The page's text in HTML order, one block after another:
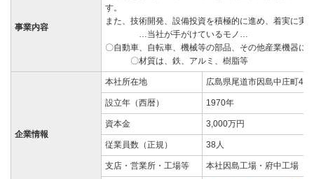
事業内容
す。
また、技術開発、設備投資を積極的に進
…当社が手がけているモノ…
〇自動車、自転車、機械等の部品、その
〇材質は、鉄、アルミ、樹脂等
企業情報
本社所在地 広島県尾道市因島中庄町
設立年（西暦） 1970年
資本金 3,000万円
従業員数（正規） 38人
支店・営業所・工場等 本社因島工場・府中工場